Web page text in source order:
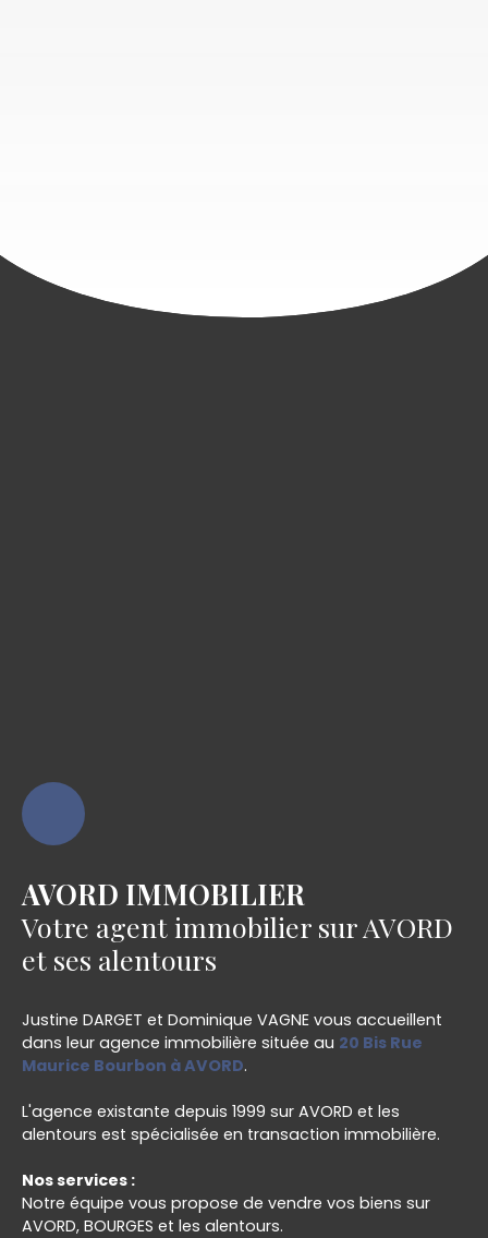
AVORD IMMOBILIER
Votre agent immobilier sur AVORD
et ses alentours
Justine DARGET et Dominique VAGNE vous accueillent
dans leur agence immobilière située au 20 Bis Rue
Maurice Bourbon à AVORD.
L'agence existante depuis 1999 sur AVORD et les
alentours est spécialisée en transaction immobilière.
Nos services :
Notre équipe vous propose de vendre vos biens sur
AVORD, BOURGES et les alentours.